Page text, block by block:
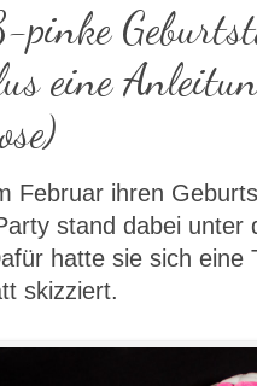
pinke
eine
Februar ihren
stand dabei
hatte sie sich eine
skizziert.